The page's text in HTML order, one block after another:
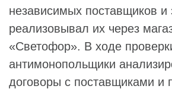
независимых поставщиков и
реализовывал их через
«Светофор». В ходе
антимонопольщики
договоры с поставщиками и